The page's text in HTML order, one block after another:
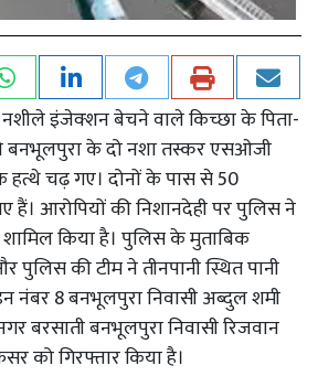
नशीले इंजेक्शन बेचने वाले किच्छा के पिता-
के दो नशा तस्कर एसओजी
चढ़ गए। दोनों के पास से 50
आरोपियों की निशानदेही पर पुलिस ने
शामिल किया है। पुलिस के मुताबिक
की टीम ने तीनपानी स्थित पानी
नंबर 8 बनभूलपुरा निवासी अब्दुल शमी
बरसाती बनभूलपुरा निवासी रिजवान
को गिरफ्तार किया है।